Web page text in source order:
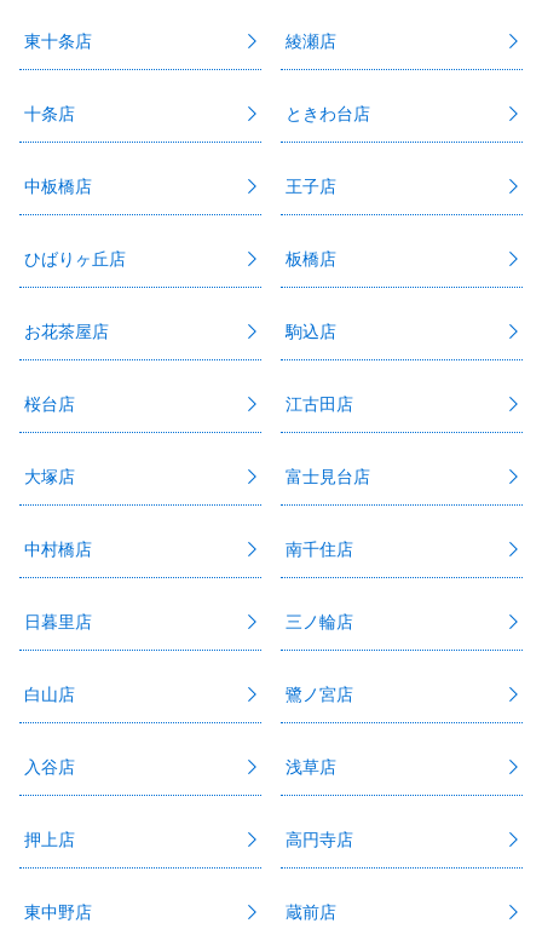
東十条店 綾瀬店
十条店 ときわ台店
中板橋店 王子店
ひばりヶ丘店 板橋店
お花茶屋店 駒込店
桜台店 江古田店
大塚店 富士見台店
中村橋店 南千住店
日暮里店 三ノ輪店
白山店 鷺ノ宮店
入谷店 浅草店
押上店 高円寺店
東中野店 蔵前店